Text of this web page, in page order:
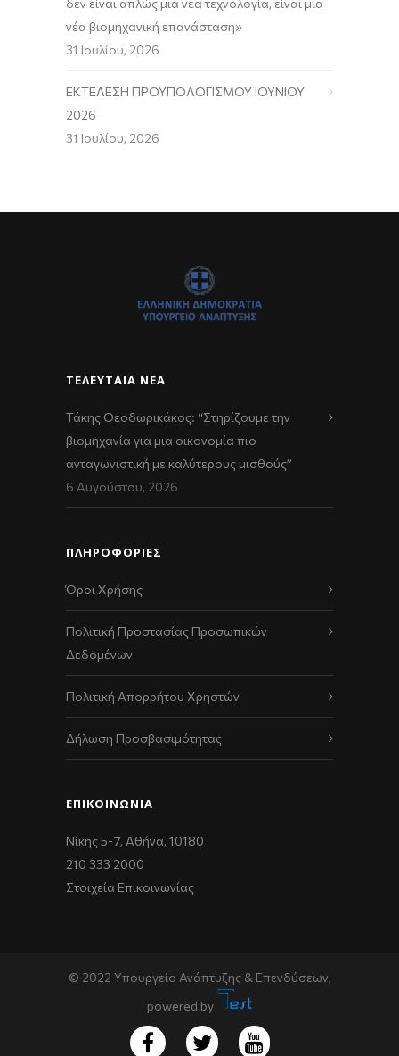
νέα βιομηχανική επανάσταση»
31 Ιουλίου, 2026
ΕΚΤΕΛΕΣΗ ΠΡΟΥΠΟΛΟΓΙΣΜΟΥ ΙΟΥΝΙΟΥ
2026
31 Ιουλίου, 2026
ΤΕΛΕΥΤΑΊΑ ΝΈΑ
Τάκης Θεοδωρικάκος: “Στηρίζουμε την
βιομηχανία για μια οικονομία πιο
ανταγωνιστική με καλύτερους μισθούς”
6 Αυγούστου, 2026
ΠΛΗΡΟΦΟΡΙΕΣ
Όροι Χρήσης
Πολιτική Προστασίας Προσωπικών
Δεδομένων
Πολιτική Απορρήτου Χρηστών
Δήλωση Προσβασιμότητας
ΕΠΙΚΟΙΝΩΝΊΑ
Νίκης 5-7, Αθήνα, 10180
210 333 2000
Στοιχεία Επικοινωνίας
© 2022 Υπουργείο Ανάπτυξης & Επενδύσεων,
powered by